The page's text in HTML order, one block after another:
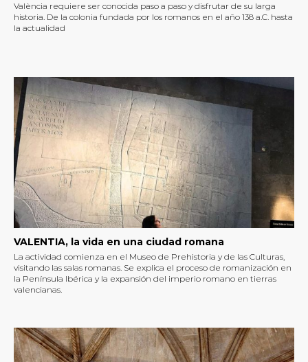
València requiere ser conocida paso a paso y disfrutar de su larga
historia. De la colonia fundada por los romanos en el año 138 a.C. hasta
la actualidad
VALENTIA, la vida en una ciudad romana
La actividad comienza en el Museo de Prehistoria y de las Culturas,
visitando las salas romanas. Se explica el proceso de romanización en
la Península Ibérica y la expansión del imperio romano en tierras
valencianas.